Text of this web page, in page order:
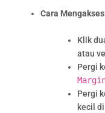
Cara
Klik
atau
Pergi
Pergi
kecil